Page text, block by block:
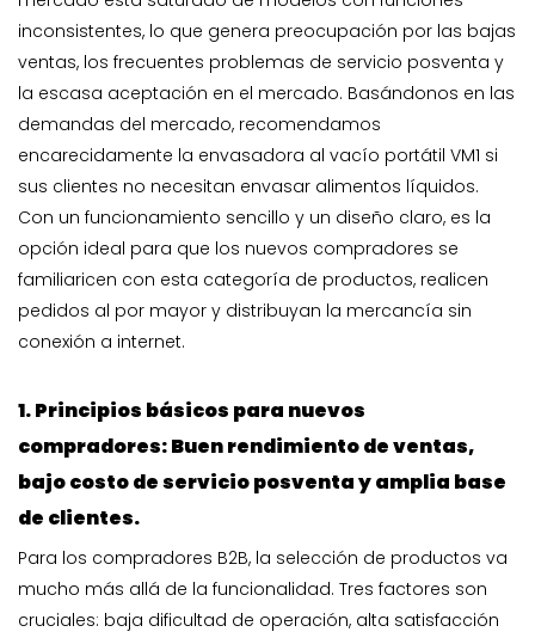
inconsistentes, lo que genera preocupación por las bajas
ventas, los frecuentes problemas de servicio posventa y
la escasa aceptación en el mercado. Basándonos en las
demandas del mercado, recomendamos
encarecidamente la envasadora al vacío portátil VM1 si
sus clientes no necesitan envasar alimentos líquidos.
Con un funcionamiento sencillo y un diseño claro, es la
opción ideal para que los nuevos compradores se
familiaricen con esta categoría de productos, realicen
pedidos al por mayor y distribuyan la mercancía sin
conexión a internet.
1. Principios básicos para nuevos
compradores: Buen rendimiento de ventas,
bajo costo de servicio posventa y amplia base
de clientes.
Para los compradores B2B, la selección de productos va
mucho más allá de la funcionalidad. Tres factores son
cruciales: baja dificultad de operación, alta satisfacción